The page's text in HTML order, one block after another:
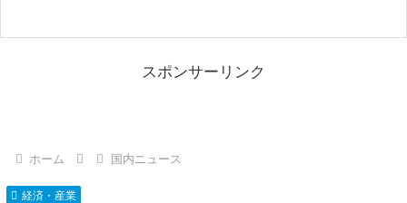
スポンサーリンク
ホーム 国内ニュース
経済・産業